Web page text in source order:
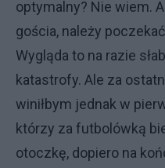
optymalny? Nie wiem.
gościa, należy
Wygląda to na razie
katastrofy. Ale za
winiłbym jednak w
którzy za futbolówką
otoczkę, dopiero na